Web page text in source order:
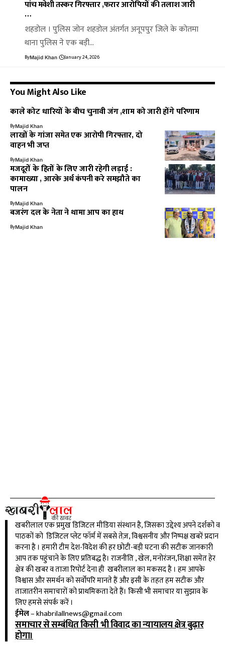
पांच मवेशी तस्कर गिरफ्तार ,फरार आरोपियों की तलाश जारी
…
शहडोल । पुलिस जोन शहडोल अंतर्गत अनूपपुर जिले के कोतमा
थाना पुलिस ने एक बड़ी…
ByMajid Khan January 24, 2026
You Might Also Like
काले कोट धारियों के बीच चुनावी जंग ,शाम को जारी होंगे परिणाम
ByMajid Khan
लाखों के गांजा समेत एक आरोपी गिरफ्तार, दो
वाहन भी जप्त
ByMajid Khan
मजदूरों के हितों के लिए जारी रहेगी लड़ाई :
कामाख्या , आरके अर्थ कंपनी करे समझौते का
पालन
ByMajid Khan
बजरंग दल के नेता ने थामा आप का हाथ
ByMajid Khan
खबरीलाल एक प्रमुख डिजिटल मीडिया संस्थान है, जिसका उद्देश्य अपने दर्शको व
पाठकों को डिजिटल प्लेट फॉर्म में सबसे तेज़, विश्वसनीय और निष्पक्ष खबरें प्रदान
करना है । हमारी टीम देश-विदेश की हर छोटी-बड़ी घटना की सटीक जानकारी
आप तक पहुंचाने के लिए प्रतिबद्ध है। राजनीति , खेल, मनोरंजन,शिक्षा समेत हेर
क्षेत्र की खबर व ताजा रिपोर्ट देना ही खबरीलाल का मकसद है । हम आपके
विश्वास और समर्थन को सर्वोपरि मानते हैं और इसी के तहत हम सटीक और
ताजातरीन समाचारों को प्राथमिकता देते हैं। किसी भी समाचार या सुझाव के
लिए हमसे संपर्क करें ।
ईमेल–khabrilallnews@gmail.com
समाचार से सम्बंधित किसी भी विवाद का न्यायालय क्षेत्र बुढ़ार
होगा।